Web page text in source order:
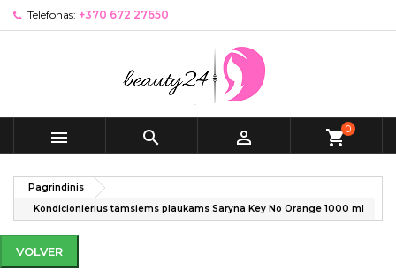
Telefonas: +370 672 27650
   shopping_cart0
Pagrindinis
Kondicionierius tamsiems plaukams Saryna Key No Orange 1000 ml
VOLVER